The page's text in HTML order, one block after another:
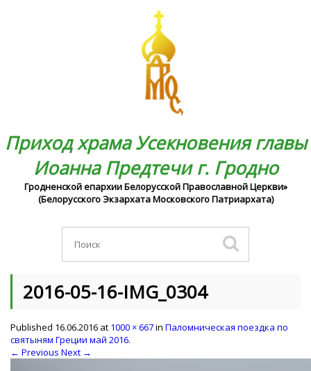
Приход храма Усекновения главы
Иоанна Предтечи г. Гродно
Гродненской епархии Белорусской Православной Церкви»
(Белорусского Экзархата Московского Патриархата)
2016-05-16-IMG_0304
Published 16.06.2016 at 1000 × 667in Паломническая поездка по
святыням Греции май 2016.
← Previous Next →